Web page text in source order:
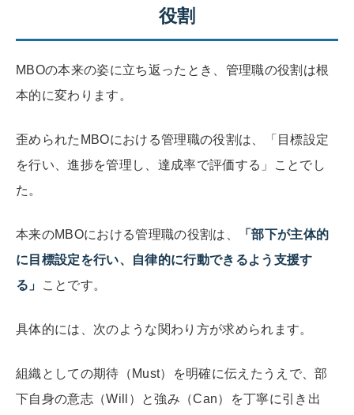
役割
MBOの本来の姿に立ち返ったとき、管理職の役割は根
本的に変わります。
歪められたMBOにおける管理職の役割は、「目標設定
を行い、進捗を管理し、達成率で評価する」ことでし
た。
本来のMBOにおける管理職の役割は、
「部下が主体的
に目標設定を行い、自律的に行動できるよう支援す
る」
ことです。
具体的には、次のような関わり方が求められます。
組織としての期待（Must）を明確に伝えたうえで、部
下自身の意志（Will）と強み（Can）を丁寧に引き出